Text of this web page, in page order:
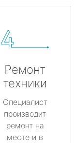
Ремонт
техники
Специалист
производит
ремонт на
месте и в